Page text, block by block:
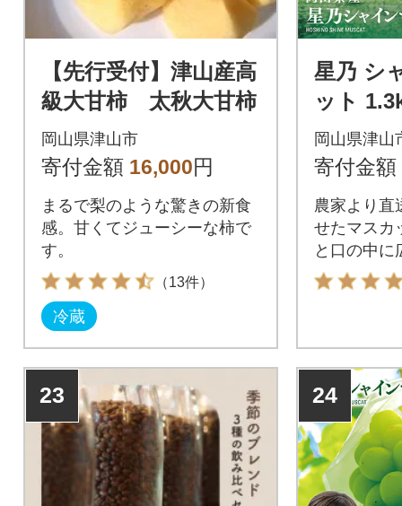
【先行受付】津山産高
級大甘柿 太秋大甘柿
岡山県津山市
寄付金額 16,000円
まるで梨のような驚きの新食
感。甘くてジューシーな柿で
す。
（13件）
冷蔵
星乃 シ
ット
量限定
う フル
岡山県津山
寄付金額
農家より直
せたマスカ
と口の中に
しみくださ
23 24